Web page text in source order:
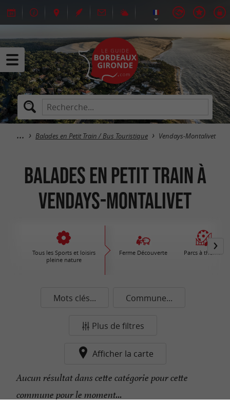
Balades en Petit Train / Bus Touristique Vendays-Montalivet
Balades en Petit Train à
Vendays-Montalivet
Tous les Sports et loisirs
pleine nature
Ferme Découverte Parcs à thèmes
Mots clés... Commune...
Plus de filtres
Afficher la carte
Aucun résultat dans cette catégorie pour cette
commune pour le moment...